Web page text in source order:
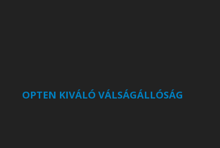
OPTEN KIVÁLÓ VÁLSÁGÁLLÓSÁG